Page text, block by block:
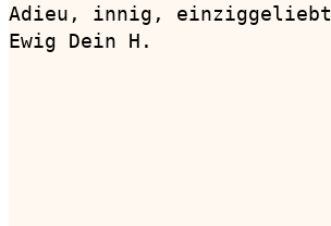
Adieu, innig,
Ewig Dein H.